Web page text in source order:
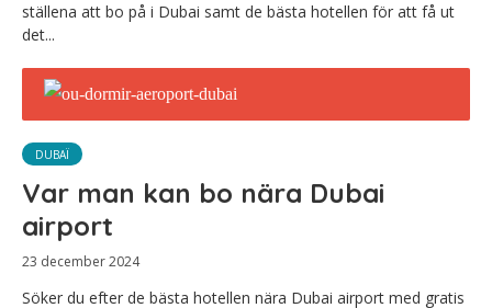
ställena att bo på i Dubai samt de bästa hotellen för att få ut
det...
DUBAÏ
Var man kan bo nära Dubai
airport
23 december 2024
Söker du efter de bästa hotellen nära Dubai airport med gratis